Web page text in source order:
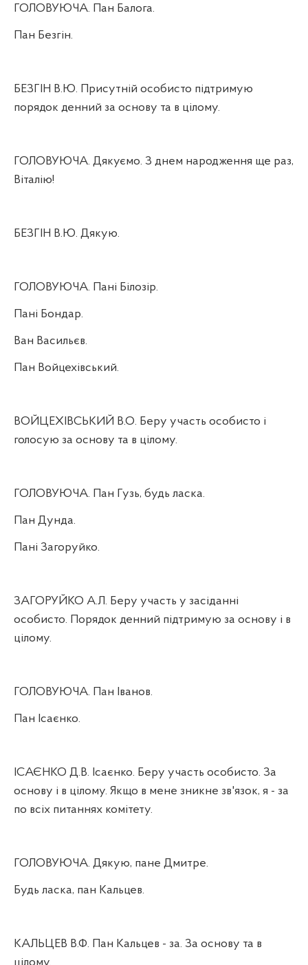
ГОЛОВУЮЧА. Пан Балога.
Пан Безгін.
БЕЗГІН В.Ю. Присутній особисто підтримую
порядок денний за основу та в цілому.
ГОЛОВУЮЧА. Дякуємо. З днем народження ще раз,
Віталію!
БЕЗГІН В.Ю. Дякую.
ГОЛОВУЮЧА. Пані Білозір.
Пані Бондар.
Ван Васильєв.
Пан Войцехівський.
ВОЙЦЕХІВСЬКИЙ В.О. Беру участь особисто і
голосую за основу та в цілому.
ГОЛОВУЮЧА. Пан Гузь, будь ласка.
Пан Дунда.
Пані Загоруйко.
ЗАГОРУЙКО А.Л. Беру участь у засіданні
особисто. Порядок денний підтримую за основу і в
цілому.
ГОЛОВУЮЧА. Пан Іванов.
Пан Ісаєнко.
ІСАЄНКО Д.В. Ісаєнко. Беру участь особисто. За
основу і в цілому. Якщо в мене зникне зв'язок, я - за
по всіх питаннях комітету.
ГОЛОВУЮЧА. Дякую, пане Дмитре.
Будь ласка, пан Кальцев.
КАЛЬЦЕВ В.Ф. Пан Кальцев - за. За основу та в
цілому.